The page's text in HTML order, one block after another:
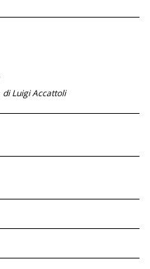
di Luigi Accattoli